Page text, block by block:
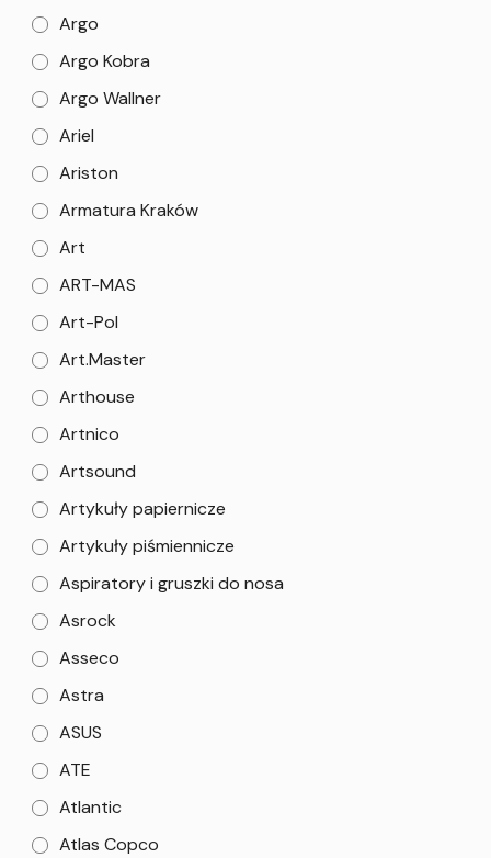
Argo
Argo Kobra
Argo Wallner
Ariel
Ariston
Armatura Kraków
Art
ART-MAS
Art-Pol
Art.Master
Arthouse
Artnico
Artsound
Artykuły papiernicze
Artykuły piśmiennicze
Aspiratory i gruszki do nosa
Asrock
Asseco
Astra
ASUS
ATE
Atlantic
Atlas Copco